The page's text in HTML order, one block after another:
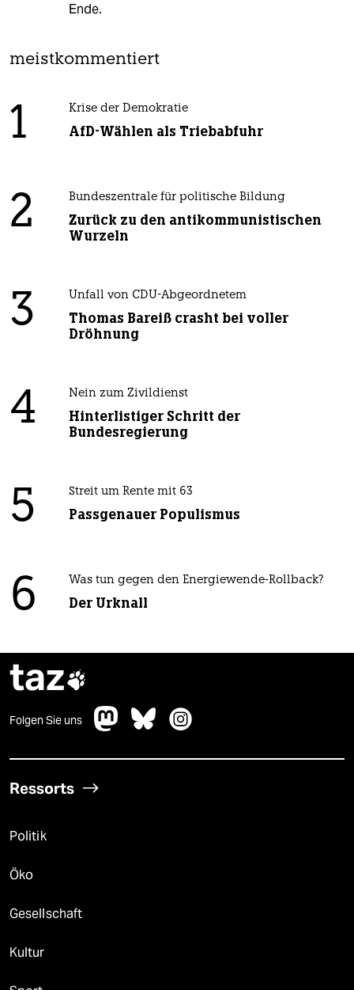
Ende.
meistkommentiert
1 Krise der Demokratie
AfD-Wählen als Triebabfuhr
2 Bundeszentrale für politische Bildung
Zurück zu den antikommunistischen
Wurzeln
3 Unfall von CDU-Abgeordnetem
Thomas Bareiß crasht bei voller
Dröhnung
4 Nein zum Zivildienst
Hinterlistiger Schritt der
Bundesregierung
5 Streit um Rente mit 63
Passgenauer Populismus
6 Was tun gegen den Energiewende-Rollback?
Der Urknall
taz
Folgen Sie uns
Ressorts
Politik
Öko
Gesellschaft
Kultur